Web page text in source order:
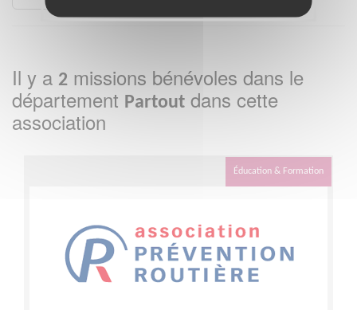
Il y a 2 missions bénévoles dans le
département Partout dans cette
association
Éducation & Formation